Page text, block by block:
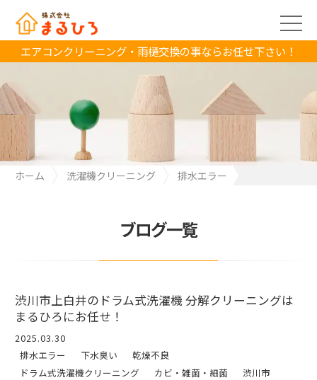
エアコンクリーニング・雨樋交換の事ならお任せ下さい！
ホーム 洗濯機クリーニング
排水エラー
ブログ一覧
渋川市上白井のドラム式洗濯機 分解クリーニングは
まるひろにお任せ！
2025.03.30
排水エラー
下水臭い
乾燥不良
ドラム式洗濯機クリーニング
カビ・雑菌・細菌
渋川市